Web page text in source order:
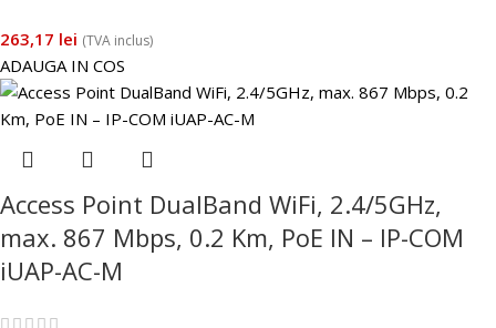
263,17 lei (TVA inclus)
ADAUGA IN COS
Access Point DualBand WiFi, 2.4/5GHz,
max. 867 Mbps, 0.2 Km, PoE IN – IP-COM
iUAP-AC-M